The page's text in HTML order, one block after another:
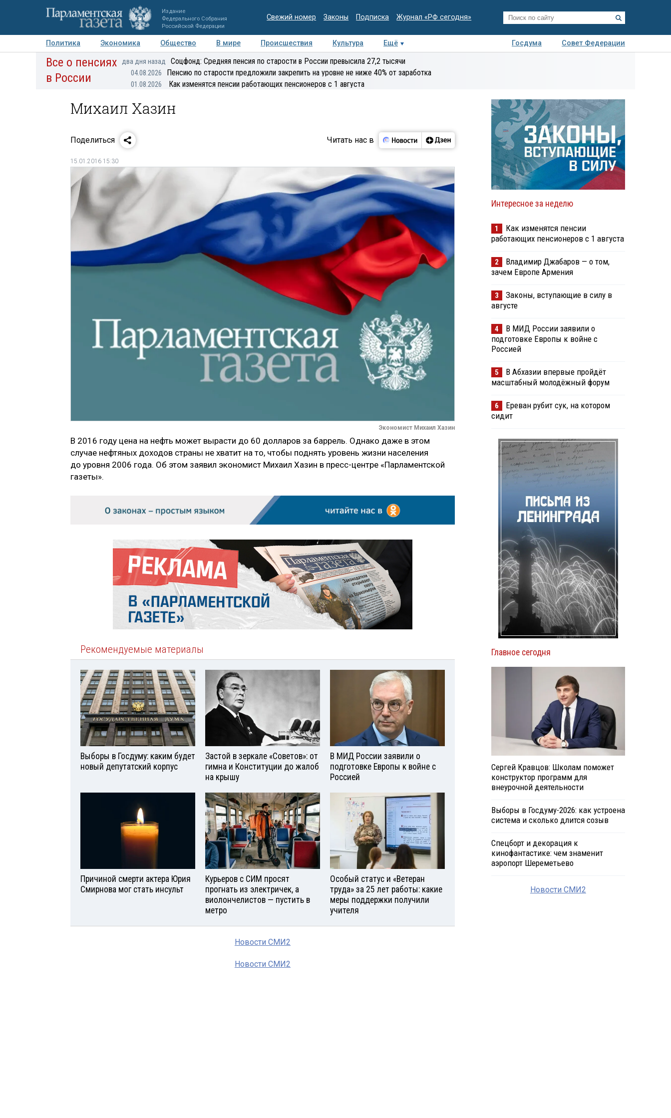
Издание
Федерального Собрания
Российской Федерации
Свежий номер Законы Подписка Журнал «РФ сегодня»
Политика Экономика Общество В мире Происшествия Культура Ещё Госдума
Совет Федерации
Авторы Персоны Мнения Регионы Медиацентр Интервью Колумнисты
Все о пенсиях
в России
два дня назад Соцфонд: Средняя пенсия по старости в России превысила 27,2 тысячи
04.08.2026 Пенсию по старости предложили закрепить на уровне не ниже 40% от заработка
01.08.2026 Как изменятся пенсии работающих пенсионеров с 1 августа
Михаил Хазин
Поделиться Читать нас в
15.01.2016 15:30
Экономист Михаил Хазин
В 2016 году цена на нефть может вырасти до 60 долларов за баррель. Однако даже в этом
случае нефтяных доходов страны не хватит на то, чтобы поднять уровень жизни населения
до уровня 2006 года. Об этом заявил экономист Михаил Хазин в пресс-центре «Парламентской
газеты».
Рекомендуемые материалы
Выборы в Госдуму: каким будет
новый депутатский корпус
Застой в зеркале «Советов»: от
гимна и Конституции до жалоб
на крышу
В МИД России заявили о
подготовке Европы к войне с
Россией
Причиной смерти актера Юрия
Смирнова мог стать инсульт
Курьеров с СИМ просят
прогнать из электричек, а
виолончелистов — пустить в
метро
Особый статус и «Ветеран
труда» за 25 лет работы: какие
меры поддержки получили
учителя
Новости СМИ2
Новости СМИ2
Интересное за неделю
1
Как изменятся пенсии
работающих пенсионеров с 1 августа
2
Владимир Джабаров — о том,
зачем Европе Армения
3
Законы, вступающие в силу в
августе
4
В МИД России заявили о
подготовке Европы к войне с
Россией
5
В Абхазии впервые пройдёт
масштабный молодёжный форум
6
Ереван рубит сук, на котором
сидит
Главное сегодня
Сергей Кравцов: Школам поможет
конструктор программ для
внеурочной деятельности
Выборы в Госдуму-2026: как устроена
система и сколько длится созыв
Спецборт и декорация к
кинофантастике: чем знаменит
аэропорт Шереметьево
Новости СМИ2